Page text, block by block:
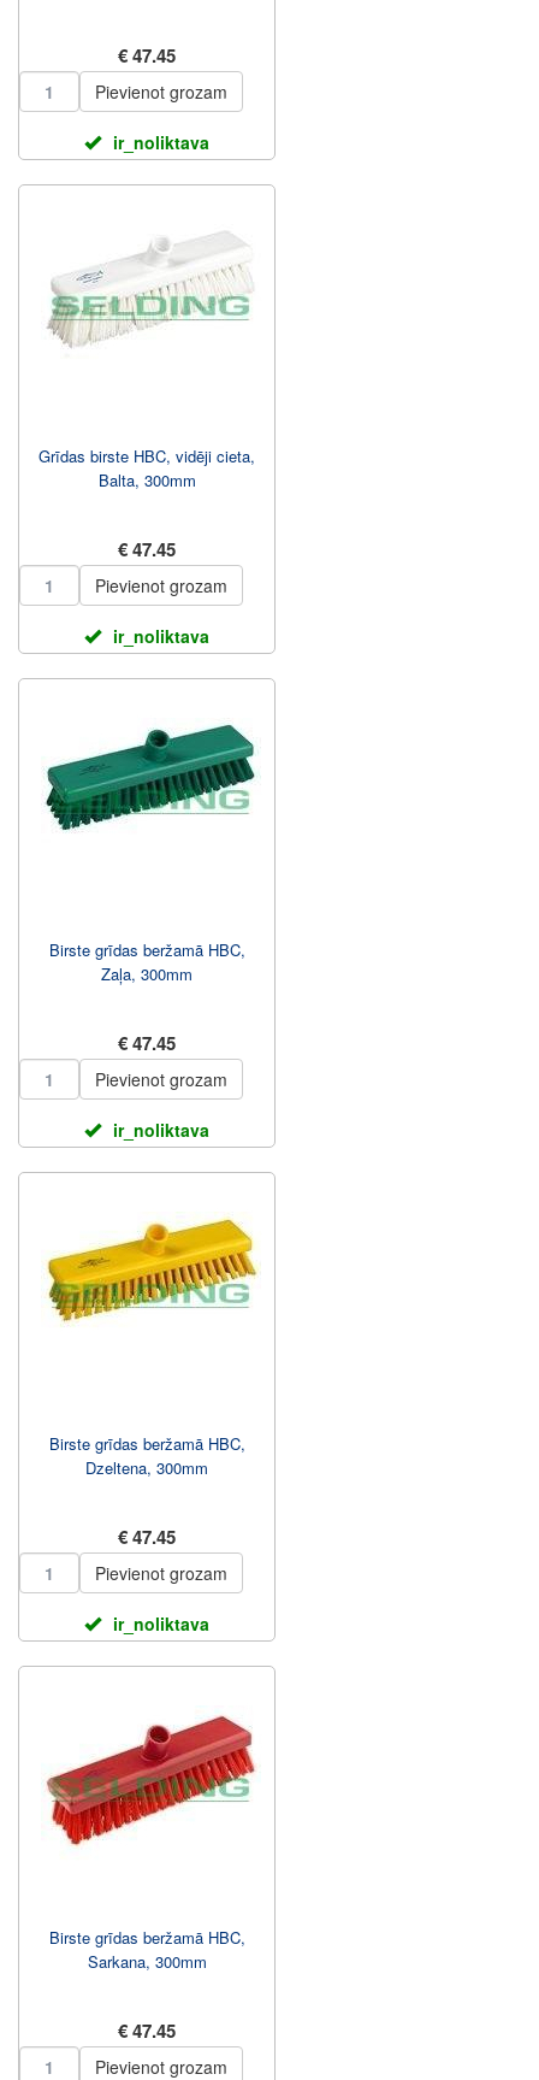
€ 47.45
Pievienot grozam
ir_noliktava
Grīdas birste HBC, vidēji cieta,
Balta, 300mm
€ 47.45
Pievienot grozam
ir_noliktava
Birste grīdas beržamā HBC,
Zaļa, 300mm
€ 47.45
Pievienot grozam
ir_noliktava
Birste grīdas beržamā HBC,
Dzeltena, 300mm
€ 47.45
Pievienot grozam
ir_noliktava
Birste grīdas beržamā HBC,
Sarkana, 300mm
€ 47.45
Pievienot grozam